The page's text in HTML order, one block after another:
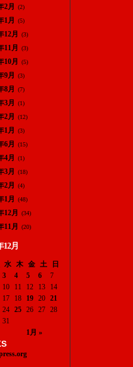
2月 (2)
1月 (5)
12月 (3)
11月 (3)
10月 (5)
9月 (3)
8月 (7)
3月 (1)
2月 (12)
1月 (3)
6月 (15)
4月 (1)
3月 (18)
2月 (4)
1月 (48)
12月 (34)
11月 (20)
12月
水 木 金 土 日
1月 »
3 4 5 6
7
10 11 12 13
14
17 18 19 20
21
24 25 26 27
28
31